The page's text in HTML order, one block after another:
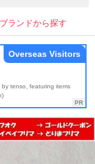
ブランドから探す
by tenso, featuring items
Overseas Visitors